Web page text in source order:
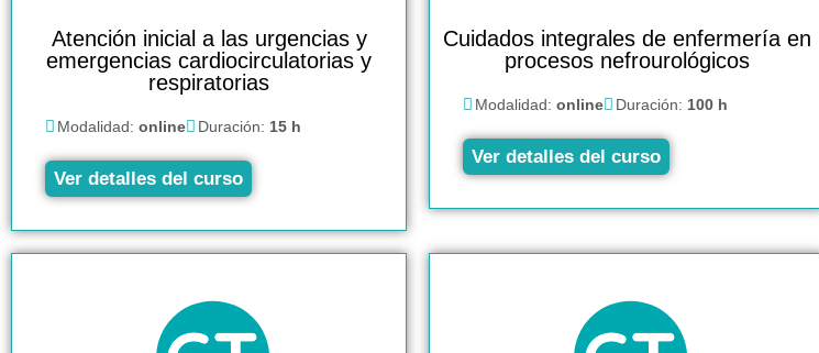
Atención inicial a las urgencias y
emergencias cardiocirculatorias y
respiratorias
Modalidad: online Duración: 15 h
Ver detalles del curso
Cuidados integrales de enfermería en
procesos nefrourológicos
Modalidad: online Duración: 100 h
Ver detalles del curso